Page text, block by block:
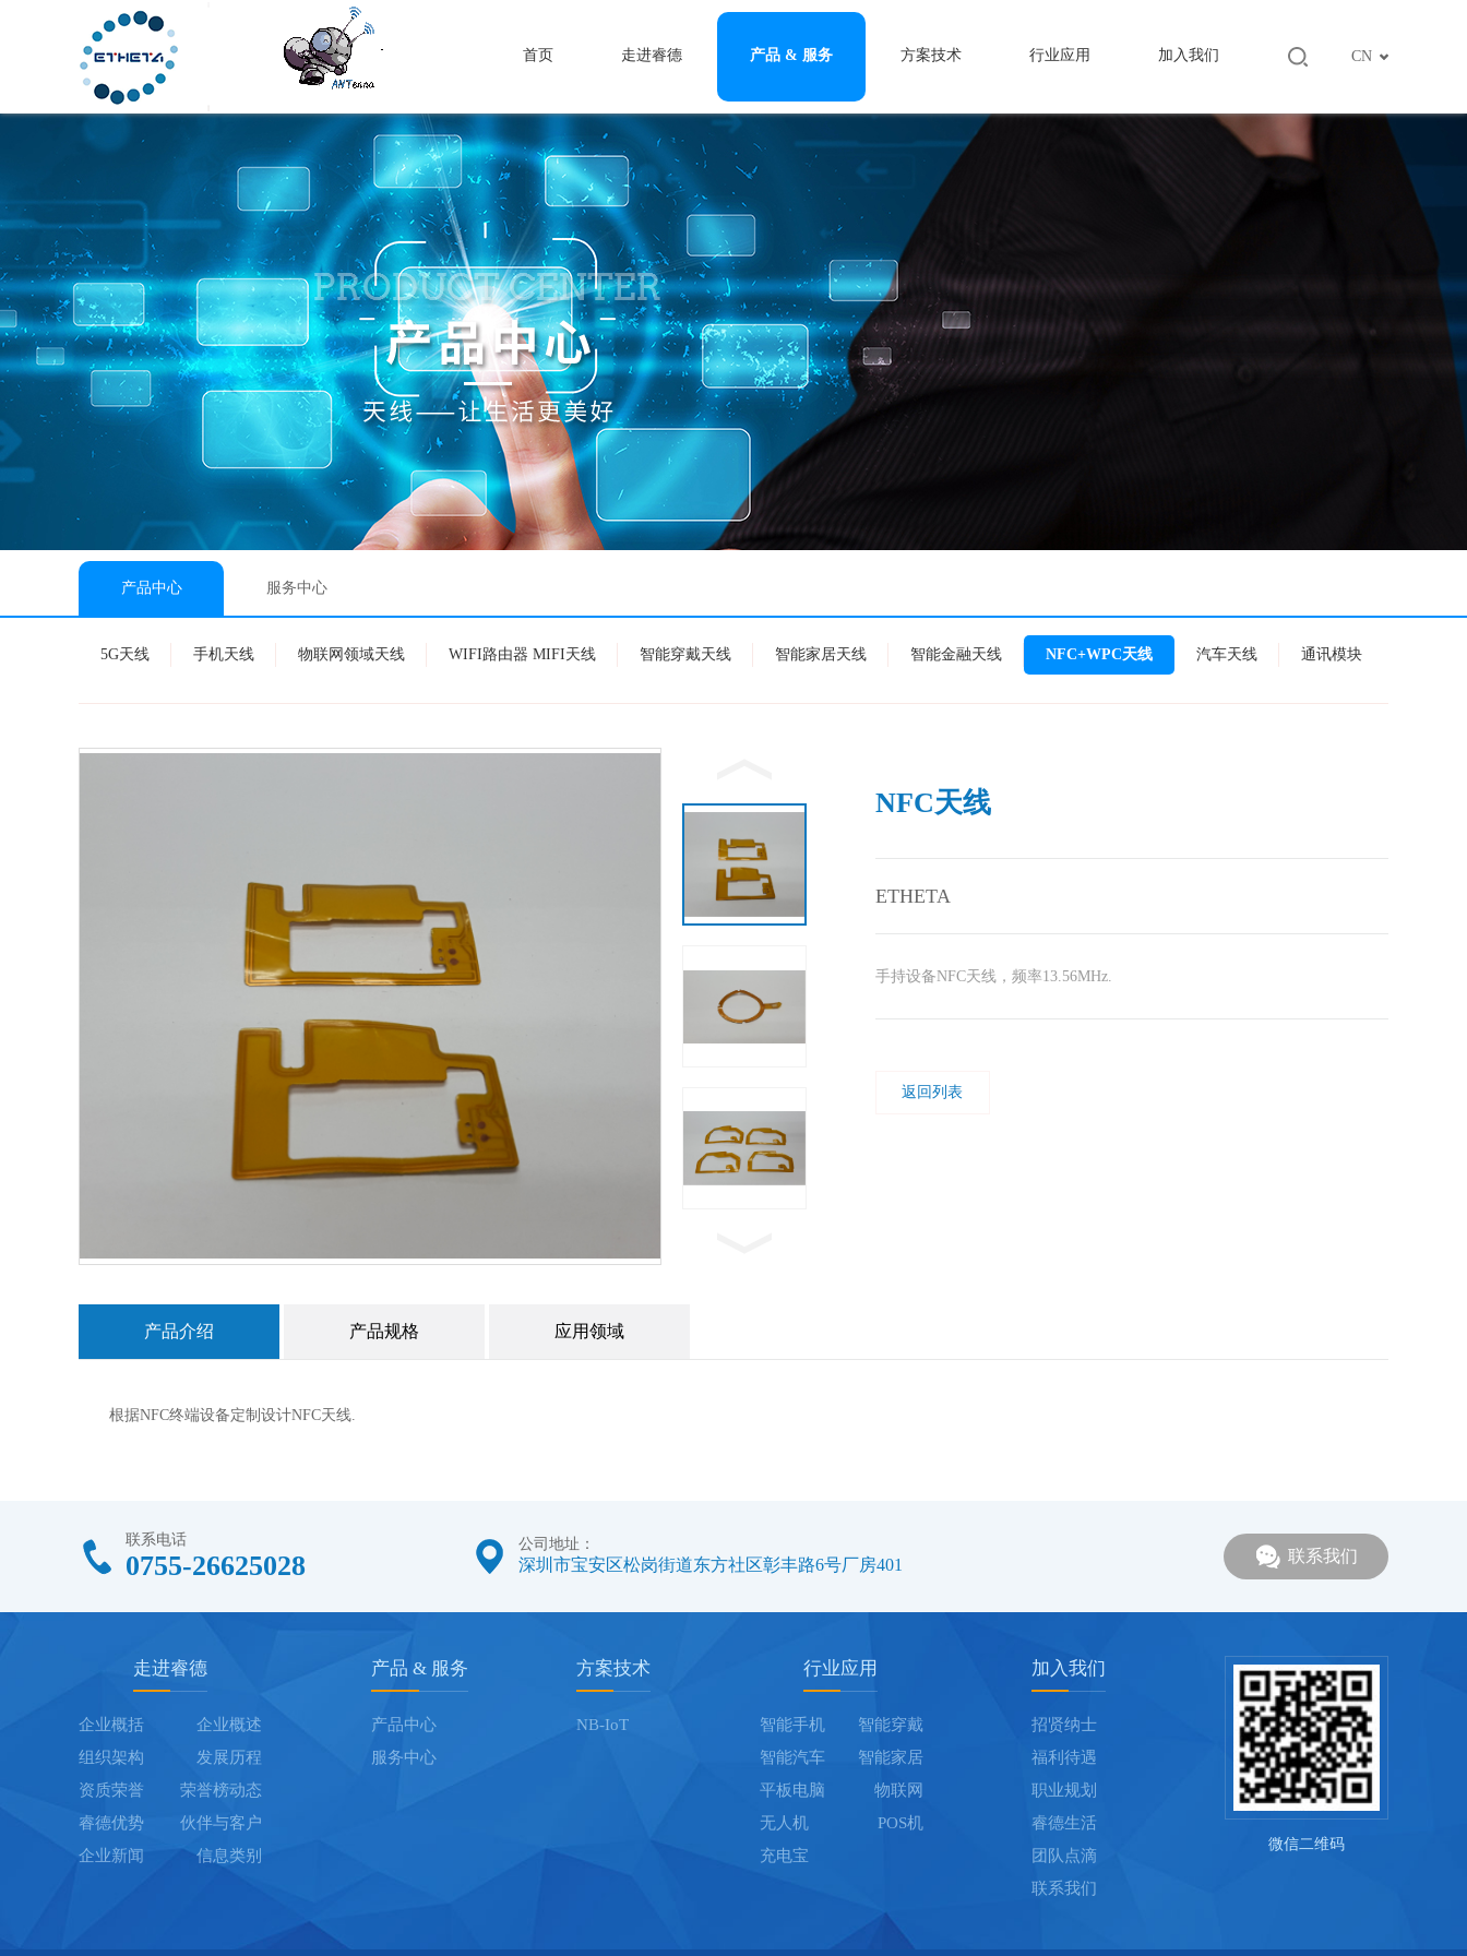
CN
首页 走进睿德 产品 & 服务 方案技术 行业应用 加入我们
产品中心 服务中心
5G天线 手机天线 物联网领域天线 WIFI路由器 MIFI天线 智能穿戴天线 智能家居天线 智能金融天线 NFC+WPC天线 汽车天线 通讯模块
NFC天线
ETHETA
手持设备NFC天线，频率13.56MHz.
返回列表
产品介绍 产品规格 应用领域
根据NFC终端设备定制设计NFC天线.
联系我们
联系电话
0755-26625028
公司地址：
深圳市宝安区松岗街道东方社区彰丰路6号厂房401
微信二维码
走进睿德
企业概括
企业概述
组织架构
发展历程
资质荣誉
荣誉榜动态
睿德优势
伙伴与客户
企业新闻
信息类别
产品 & 服务
产品中心
服务中心
方案技术
NB-IoT
行业应用
智能手机
智能穿戴
智能汽车
智能家居
平板电脑
物联网
无人机
POS机
充电宝
加入我们
招贤纳士
福利待遇
职业规划
睿德生活
团队点滴
联系我们